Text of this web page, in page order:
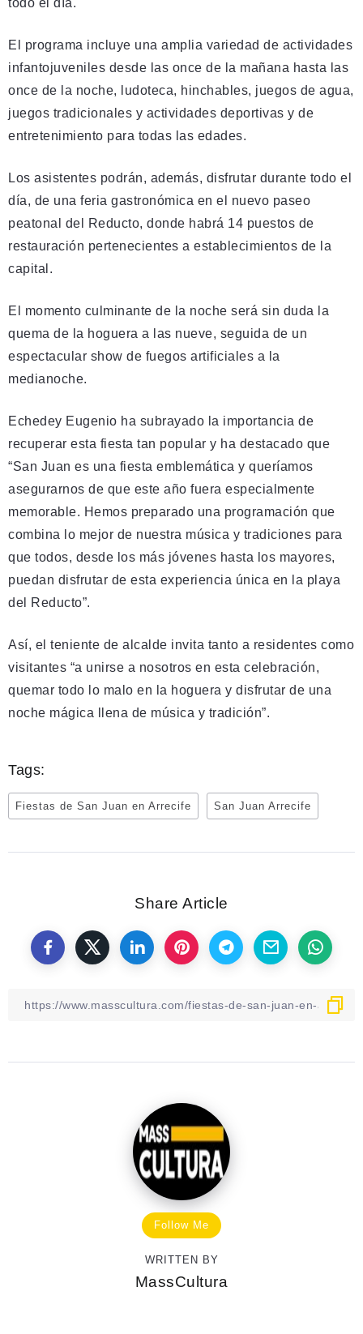
El programa incluye una amplia variedad de actividades
infantojuveniles desde las once de la mañana hasta las
once de la noche, ludoteca, hinchables, juegos de agua,
juegos tradicionales y actividades deportivas y de
entretenimiento para todas las edades.
Los asistentes podrán, además, disfrutar durante todo el
día, de una feria gastronómica en el nuevo paseo
peatonal del Reducto, donde habrá 14 puestos de
restauración pertenecientes a establecimientos de la
capital.
El momento culminante de la noche será sin duda la
quema de la hoguera a las nueve, seguida de un
espectacular show de fuegos artificiales a la
medianoche.
Echedey Eugenio ha subrayado la importancia de
recuperar esta fiesta tan popular y ha destacado que
“San Juan es una fiesta emblemática y queríamos
asegurarnos de que este año fuera especialmente
memorable. Hemos preparado una programación que
combina lo mejor de nuestra música y tradiciones para
que todos, desde los más jóvenes hasta los mayores,
puedan disfrutar de esta experiencia única en la playa
del Reducto”.
Así, el teniente de alcalde invita tanto a residentes como
visitantes “a unirse a nosotros en esta celebración,
quemar todo lo malo en la hoguera y disfrutar de una
noche mágica llena de música y tradición”.
Tags:
Fiestas de San Juan en Arrecife San Juan Arrecife
Share Article
Follow Me
WRITTEN BY
MassCultura